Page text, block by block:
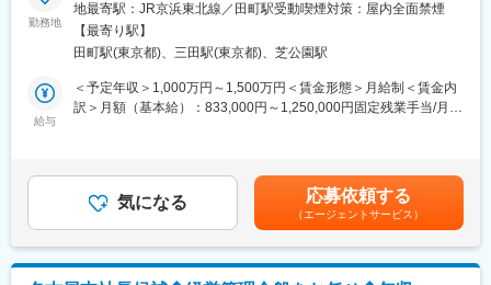
◇オペレーション課題の特定と改善PDCA（例：受発注フロー、
レポーティング、プロセスの自動化等）
◇経営戦略に沿った組織開発・人材配置計画の立案
◇経営層への経営アジェンダの共有とアクション実行
◇IPO準備に関わる業務支援（内部統制の整理、事業計画資料作成
AI戦略統括責任者である、CAIOを募集します。メディアリンク
は、「ビジネスを変革し、ワクワクであふれる明日をつくる」を
ビジョンに掲げ、一人でも多くの人が「単純作業から解放され、
知的労働に没頭できることを実現し、更に「知的労働の質を高め
ること」で、人々の「働く幸せ」に貢献することに挑戦していま
化するAIエージェントサービス「AIto（アイト）※」をリリース
し、ボイスボットやメールボットなど、マルチチャネルAI自動応
答プラットフォームの開発に成功しました。
■募集職種の背景：
勤務地
地最寄駅：JR京浜東北線／田町駅受動喫煙対策：屋内全面禁煙
【最寄り駅】
田町駅(東京都)、三田駅(東京都)、芝公園駅
給与
＜予定年収＞1,000万円～1,500万円＜賃金形態＞月給制＜賃金内
訳＞月額（基本給）：833,000円～1,250,000円固定残業手当/月：
上記は目安であり、スキル、経験によって優遇させていただきま
す。賃金はあくまでも目安の金額であり、選考を通じて上下する
可能性があります。月給(月額)は固定手当を含めた表記です。
気になる 応募依頼する
（エージェントサービス）